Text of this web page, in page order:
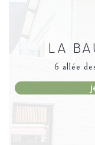
LA
6 allée